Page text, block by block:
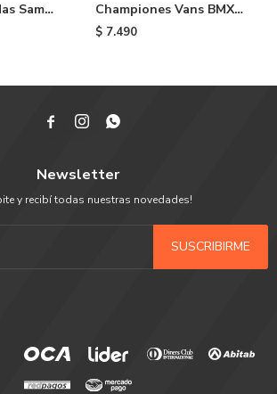
Samba
Championes Vans BMX
Proof Wafflecup - Black
$ 7.490
  
Newsletter
y recibí todas nuestras novedades!
SUSCRIBIRME